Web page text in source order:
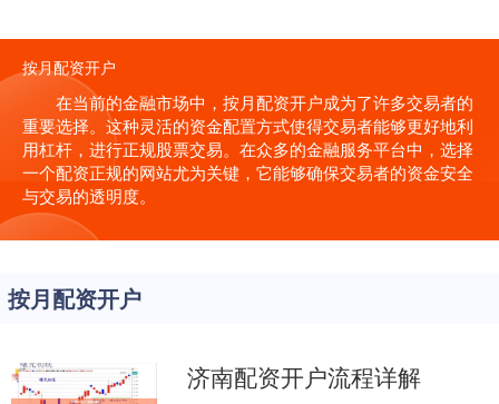
按月配资开户
在当前的金融市场中，按月配资开户成为了许多交易者的
重要选择。这种灵活的资金配置方式使得交易者能够更好地利
用杠杆，进行正规股票交易。在众多的金融服务平台中，选择
一个配资正规的网站尤为关键，它能够确保交易者的资金安全
与交易的透明度。
按月配资开户
济南配资开户流程详解